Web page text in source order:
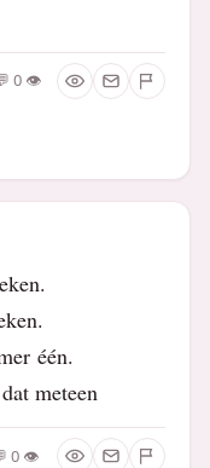
0
één.
meteen
0